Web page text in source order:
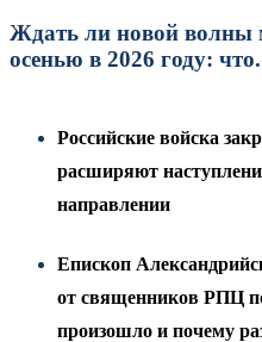
Ждать ли новой
осенью в 2026 году:
Российские войска
расширяют
направлении
Епископ
от священников РПЦ
произошло и почему